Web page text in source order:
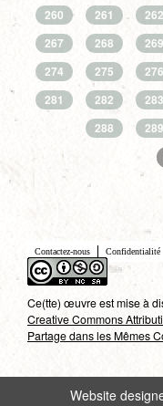
260
261 262
267
268 269
274
275 276
281
282 283
288
289
Contactez-nous Confidentialité
Ce(tte) œuvre est mise à
Creative Commons
Partage dans les Mêmes
Website